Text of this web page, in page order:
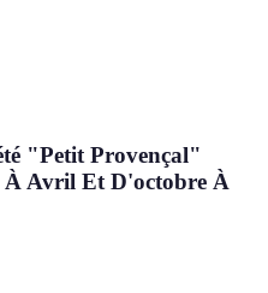
"Petit Provençal"
À Avril Et D'octobre À